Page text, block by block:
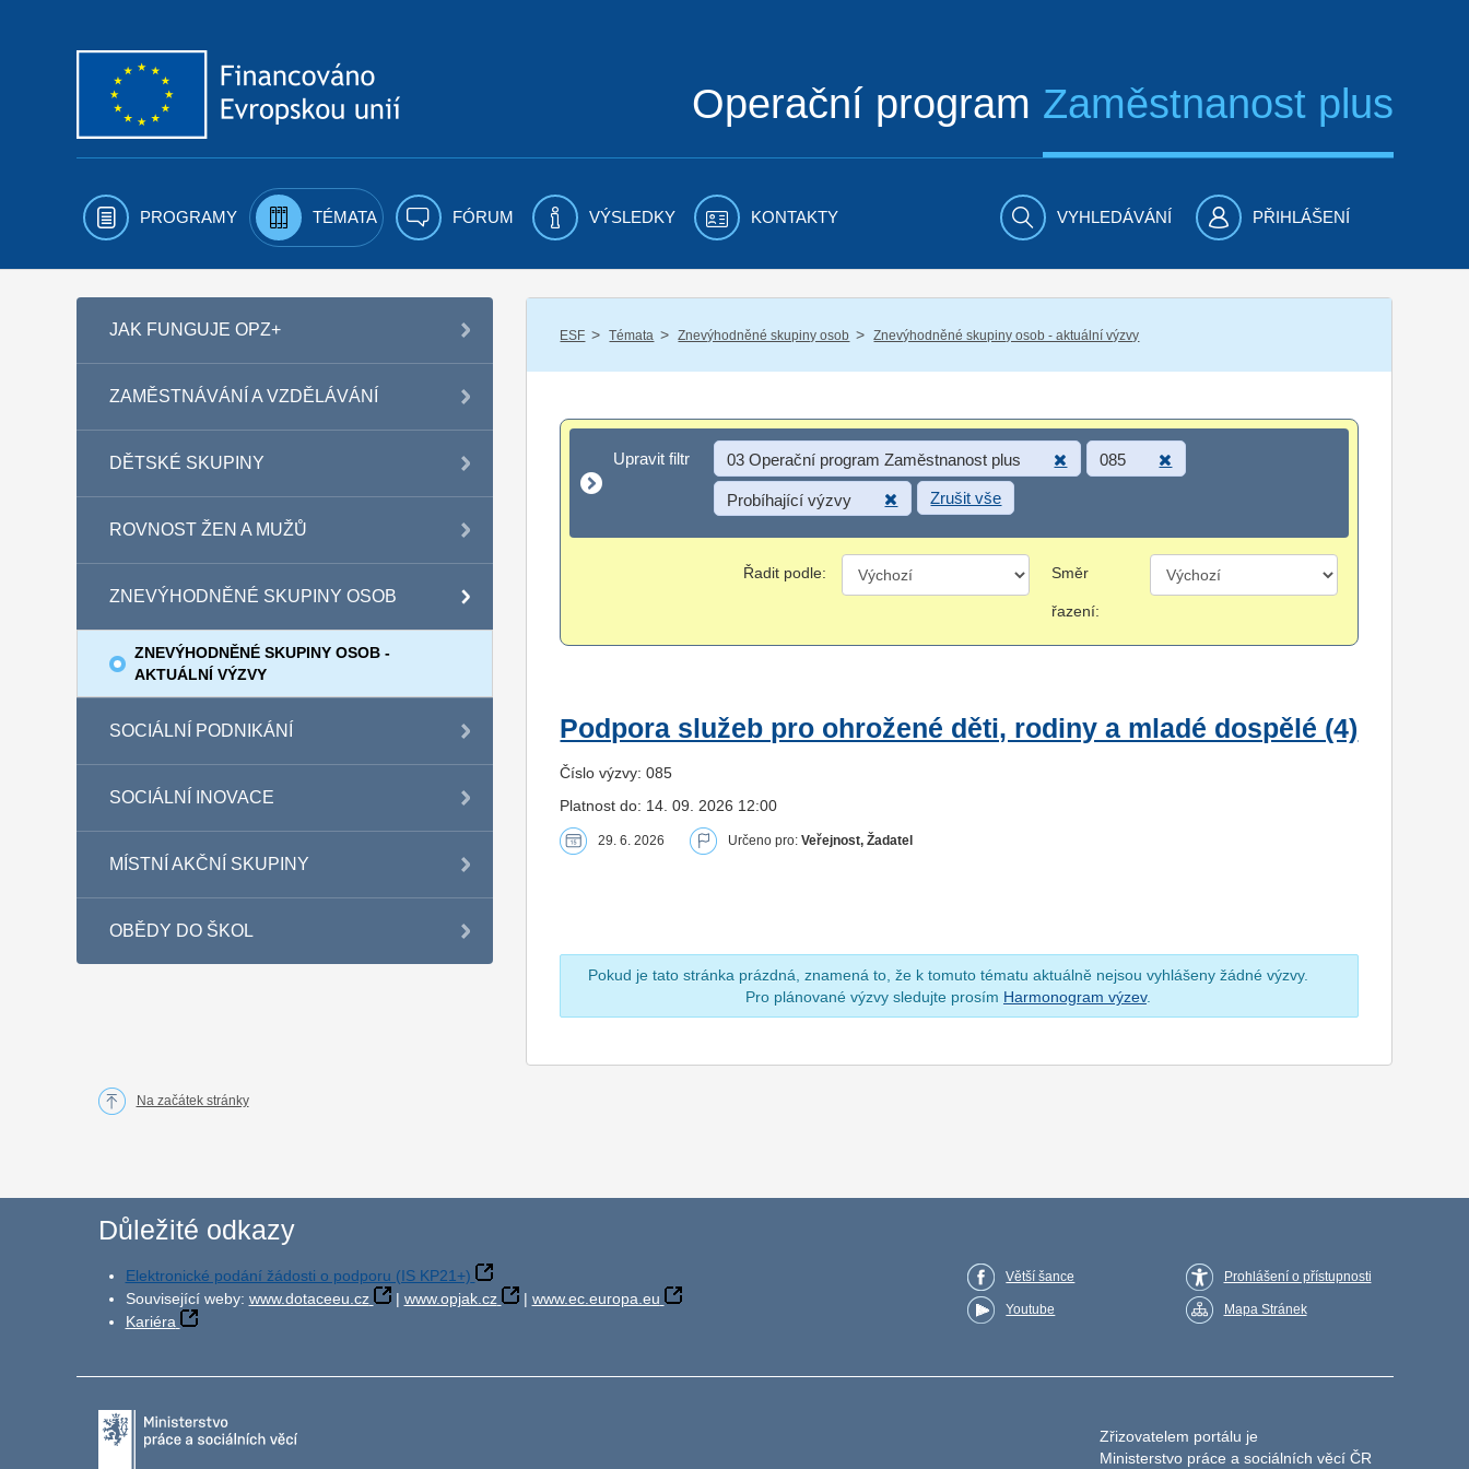
Operační program Zaměstnanost plus
PROGRAMY TÉMATA FÓRUM VÝSLEDKY KONTAKTY VYHLEDÁVÁNÍ PŘIHLÁŠENÍ
JAK FUNGUJE OPZ+
ZAMĚSTNÁVÁNÍ A VZDĚLÁVÁNÍ
DĚTSKÉ SKUPINY
ROVNOST ŽEN A MUŽŮ
ZNEVÝHODNĚNÉ SKUPINY OSOB
ZNEVÝHODNĚNÉ SKUPINY OSOB -
AKTUÁLNÍ VÝZVY
SOCIÁLNÍ PODNIKÁNÍ
SOCIÁLNÍ INOVACE
MÍSTNÍ AKČNÍ SKUPINY
OBĚDY DO ŠKOL
ESF / Témata / Znevýhodněné skupiny osob / Znevýhodněné skupiny osob - aktuální výzvy
Upravit filtr
Upravit filtr 03 Operační program Zaměstnanost plus 085
Probíhající výzvy Zrušit vše
Řadit podle: Směr
řazení:
Podpora služeb pro ohrožené děti, rodiny a mladé dospělé (4)
Číslo výzvy: 085
Platnost do: 14. 09. 2026 12:00
29. 6. 2026 Určeno pro:Veřejnost, Žadatel
Pokud je tato stránka prázdná, znamená to, že k tomuto tématu aktuálně nejsou vyhlášeny žádné výzvy.
Pro plánované výzvy sledujte prosím Harmonogram výzev.
Na začátek stránky
Důležité odkazy
Elektronické podání žádosti o podporu (IS KP21+)
Související weby: www.dotaceeu.cz | www.opjak.cz | www.ec.europa.eu
Kariéra
Větší šance
Youtube
Prohlášení o přístupnosti
Mapa Stránek
Zřizovatelem portálu je
Ministerstvo práce a sociálních věcí ČR